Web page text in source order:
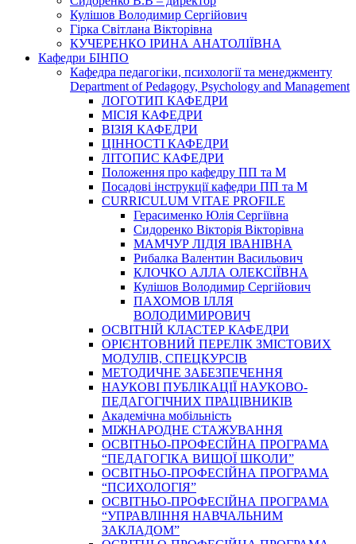
Кулішов Володимир Сергійович
Гірка Світлана Вікторівна
КУЧЕРЕНКО ІРИНА АНАТОЛІЇВНА
Кафедри БІНПО
Кафедра педагогіки, психології та менеджменту
Department of Pedagogy, Psychology and Management
ЛОГОТИП КАФЕДРИ
МІСІЯ КАФЕДРИ
ВІЗІЯ КАФЕДРИ
ЦІННОСТІ КАФЕДРИ
ЛІТОПИС КАФЕДРИ
Положення про кафедру ПП та М
Посадові інструкції кафедри ПП та М
CURRICULUM VITAE PROFILE
Герасименко Юлія Сергіївна
Сидоренко Вікторія Вікторівна
МАМЧУР ЛІДІЯ ІВАНІВНА
Рибалка Валентин Васильович
КЛОЧКО АЛЛА ОЛЕКСІЇВНА
Кулішов Володимир Сергійович
ПАХОМОВ ІЛЛЯ
ВОЛОДИМИРОВИЧ
ОСВІТНІЙ КЛАСТЕР КАФЕДРИ
ОРІЄНТОВНИЙ ПЕРЕЛІК ЗМІСТОВИХ
МОДУЛІВ, СПЕЦКУРСІВ
МЕТОДИЧНЕ ЗАБЕЗПЕЧЕННЯ
НАУКОВІ ПУБЛІКАЦІЇ НАУКОВО-
ПЕДАГОГІЧНИХ ПРАЦІВНИКІВ
Академічна мобільність
МІЖНАРОДНЕ СТАЖУВАННЯ
ОСВІТНЬО-ПРОФЕСІЙНА ПРОГРАМА
“ПЕДАГОГІКА ВИЩОЇ ШКОЛИ”
ОСВІТНЬО-ПРОФЕСІЙНА ПРОГРАМА
“ПСИХОЛОГІЯ”
ОСВІТНЬО-ПРОФЕСІЙНА ПРОГРАМА
“УПРАВЛІННЯ НАВЧАЛЬНИМ
ЗАКЛАДОМ”